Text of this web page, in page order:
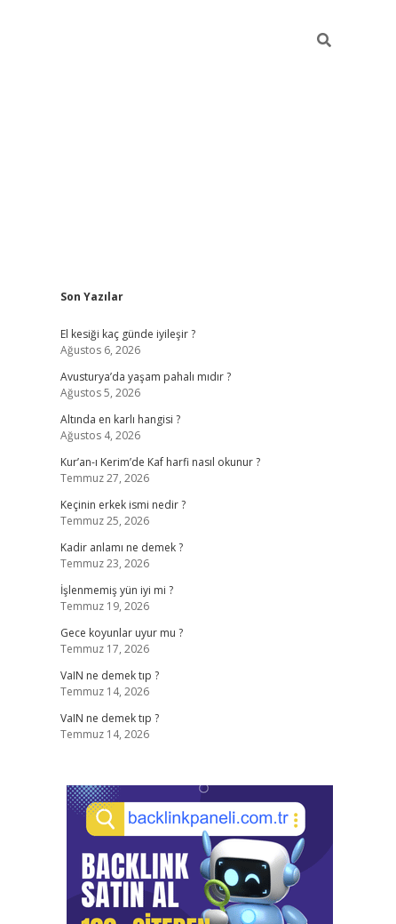
Sidebar
Son Yazılar
El kesiği kaç günde iyileşir ?
Ağustos 6, 2026
Avusturya’da yaşam pahalı mıdır ?
Ağustos 5, 2026
Altında en karlı hangisi ?
Ağustos 4, 2026
Kur’an-ı Kerim’de Kaf harfi nasıl okunur ?
Temmuz 27, 2026
Keçinin erkek ismi nedir ?
Temmuz 25, 2026
Kadir anlamı ne demek ?
Temmuz 23, 2026
İşlenmemiş yün iyi mi ?
Temmuz 19, 2026
Gece koyunlar uyur mu ?
Temmuz 17, 2026
VaIN ne demek tıp ?
Temmuz 14, 2026
VaIN ne demek tıp ?
Temmuz 14, 2026